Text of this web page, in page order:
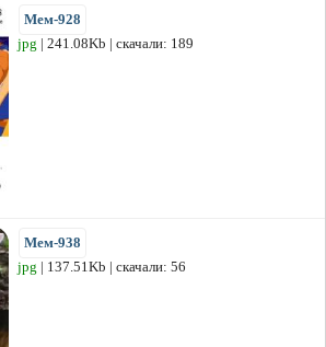
Мем-928
jpg | 241.08Kb | скачали: 189
Мем-938
jpg | 137.51Kb | скачали: 56